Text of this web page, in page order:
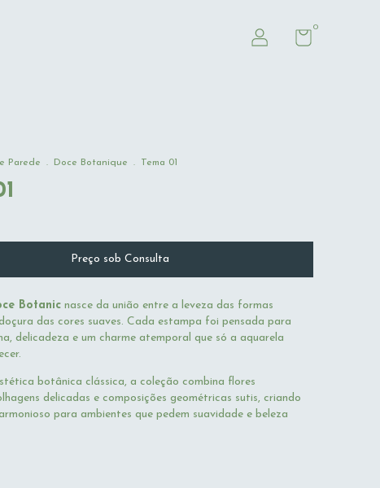
0
Parede . Doce Botanique . Tema 01
Botanicnasce da união entre a leveza das formas
das cores suaves. Cada estampa foi pensada para
delicadeza e um charme atemporal que só a aquarela
botânica clássica, a coleção combina flores
delicadas e composições geométricas sutis, criando
para ambientes que pedem suavidade e beleza